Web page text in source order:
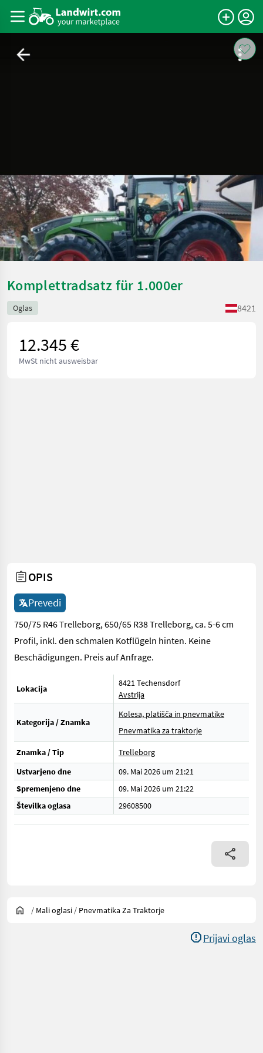
Komplettradsatz für 1.000er
Oglas 8421
12.345 €
MwSt nicht ausweisbar
OPIS
Prevedi
750/75 R46 Trelleborg, 650/65 R38 Trelleborg, ca. 5-6 cm
Profil, inkl. den schmalen Kotflügeln hinten. Keine
Beschädigungen. Preis auf Anfrage.
Lokacija
8421 Techensdorf
Avstrija
Kategorija / Znamka
Kolesa, platišča in pnevmatike
Pnevmatika za traktorje
Znamka / Tip
Trelleborg
Ustvarjeno dne
09. Mai 2026 um 21:21
Spremenjeno dne
09. Mai 2026 um 21:22
Številka oglasa
29608500
/ Mali oglasi / Pnevmatika Za Traktorje
Prijavi oglas